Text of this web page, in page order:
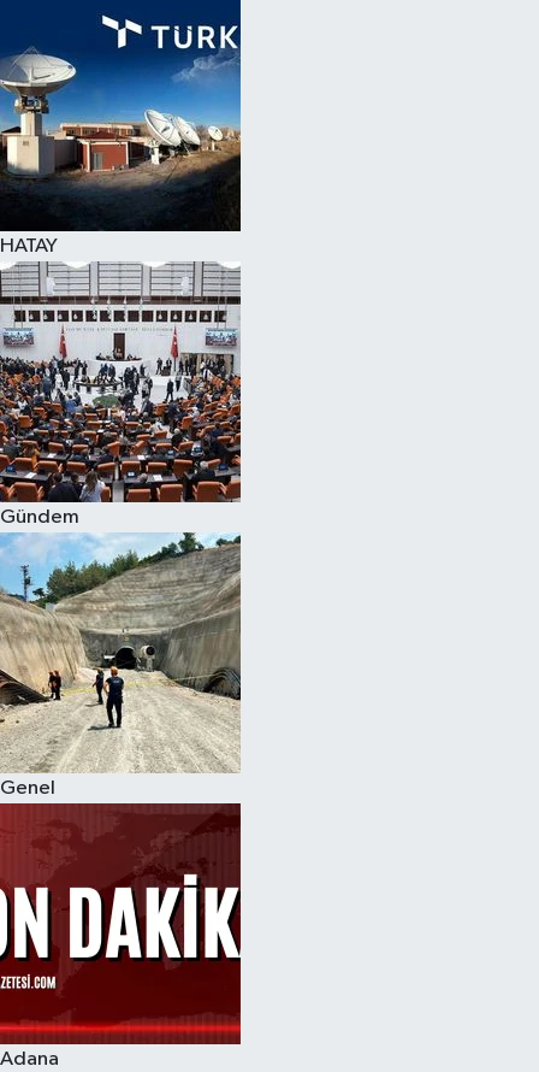
HATAY
Gündem
Genel
Adana
Teknoloji
Yaşam